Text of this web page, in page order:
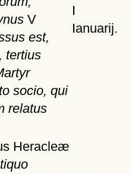
V
est,
tertius
socio, qui
relatus
I
Ianuarij.
Heracleæ